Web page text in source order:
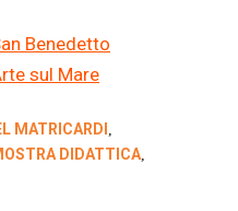
Benedetto
sul Mare
MATRICARDI ,
DIDATTICA,